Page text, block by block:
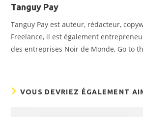
Tanguy Pay
Tanguy Pay est auteur, rédacteur,
Freelance, il est également
des entreprises Noir de Monde, Go to
VOUS DEVRIEZ ÉGALEMENT